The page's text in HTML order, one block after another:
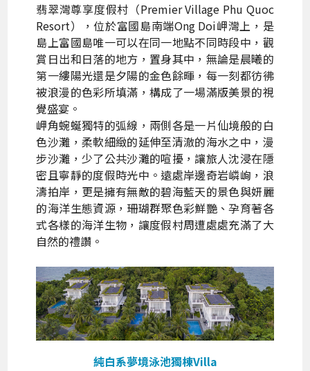
翡翠灣尊享度假村（Premier Village Phu Quoc
Resort），位於富國島南端Ong Doi岬灣上，是
島上富國島唯一可以在同一地點不同時段中，觀
賞日出和日落的地方，置身其中，無論是晨曦的
第一縷陽光還是夕陽的金色餘暉，每一刻都彷彿
被浪漫的色彩所填滿，構成了一場滿版美景的視
覺盛宴。
岬角蜿蜒獨特的弧線，兩側各是一片仙境般的白
色沙灘，柔軟細緻的延伸至清澈的海水之中，漫
步沙灘，少了公共沙灘的喧擾，讓旅人沈浸在隱
密且寧靜的度假時光中。遠處岸邊奇岩嶙峋，浪
濤拍岸，更是擁有無敵的碧海藍天的景色與妍麗
的海洋生態資源，珊瑚群聚色彩鮮艷、孕育著各
式各樣的海洋生物，讓度假村周遭處處充滿了大
自然的禮讚。
純白系夢境泳池獨棟Villa